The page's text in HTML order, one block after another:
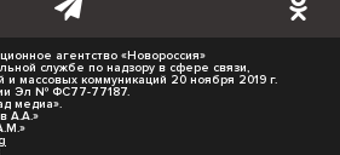
агентство «Новороссия»
службе по надзору в сфере связи,
массовых коммуникаций 20 ноября 2019 г.
Эл № ФС77-77187.
медиа».
А.А.»